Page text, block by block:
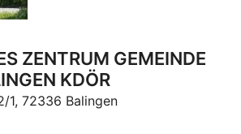
ZENTRUM GEMEINDE
KDÖR
1, 72336 Balingen